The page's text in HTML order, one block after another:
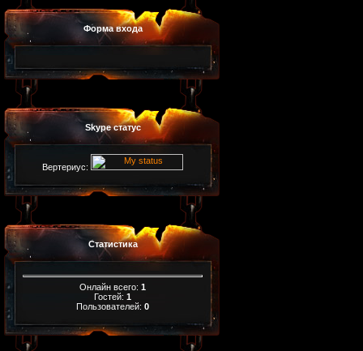
Форма входа
Skype статус
Вертериус:
Статистика
Онлайн всего: 1
Гостей: 1
Пользователей: 0